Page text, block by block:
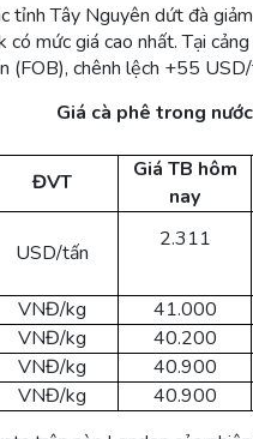
tỉnh Tây Nguyên dứt đà
mức giá cao nhất. Tại
chênh lệch +55
Giá cà phê trong nước
ĐVT
Giá TB hôm
nay
USD/tấn
2.311
VNĐ/kg 41.000
VNĐ/kg 40.200
VNĐ/kg 40.900
VNĐ/kg 40.900